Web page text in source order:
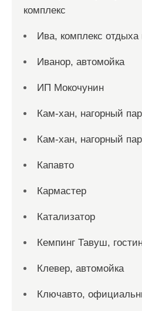
комплекс
Ива, комплекс
Иванор, автомойка
ИП Мокочунин
Кам-хан, нагорный
Кам-хан, нагорный
Капавто
Кармастер
Катализатор
Кемпинг Тавуш,
Клевер, автомойка
Ключавто,